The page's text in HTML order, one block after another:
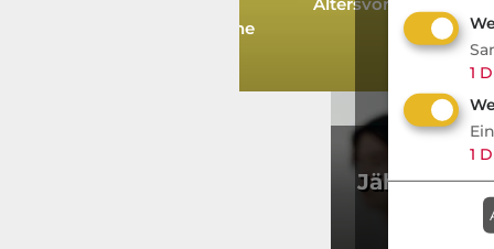
Kleinlein gegen die Branche
Jährigen
mit
1
1